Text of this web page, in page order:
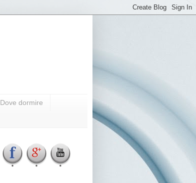
Dove dormire